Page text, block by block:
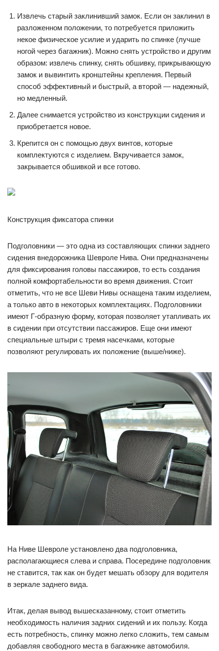
Извлечь старый заклинивший замок. Если он заклинил в
разложенном положении, то потребуется приложить
некое физическое усилие и ударить по спинке (лучше
ногой через багажник). Можно снять устройство и другим
образом: извлечь спинку, снять обшивку, прикрывающую
замок и вывинтить кронштейны крепления. Первый
способ эффективный и быстрый, а второй — надежный,
но медленный.
Далее снимается устройство из конструкции сидения и
приобретается новое.
Крепится он с помощью двух винтов, которые
комплектуются с изделием. Вкручивается замок,
закрывается обшивкой и все готово.
Конструкция фиксатора спинки
Подголовники — это одна из составляющих спинки заднего
сидения внедорожника Шевроле Нива. Они предназначены
для фиксирования головы пассажиров, то есть создания
полной комфортабельности во время движения. Стоит
отметить, что не все Шеви Нивы оснащена таким изделием,
а только авто в некоторых комплектациях. Подголовники
имеют Г-образную форму, которая позволяет утапливать их
в сидении при отсутствии пассажиров. Еще они имеют
специальные штыри с тремя насечками, которые
позволяют регулировать их положение (выше/ниже).
На Ниве Шевроле установлено два подголовника,
располагающиеся слева и справа. Посередине подголовник
не ставится, так как он будет мешать обзору для водителя
в зеркале заднего вида.
Итак, делая вывод вышесказанному, стоит отметить
необходимость наличия задних сидений и их пользу. Когда
есть потребность, спинку можно легко сложить, тем самым
добавляя свободного места в багажнике автомобиля.